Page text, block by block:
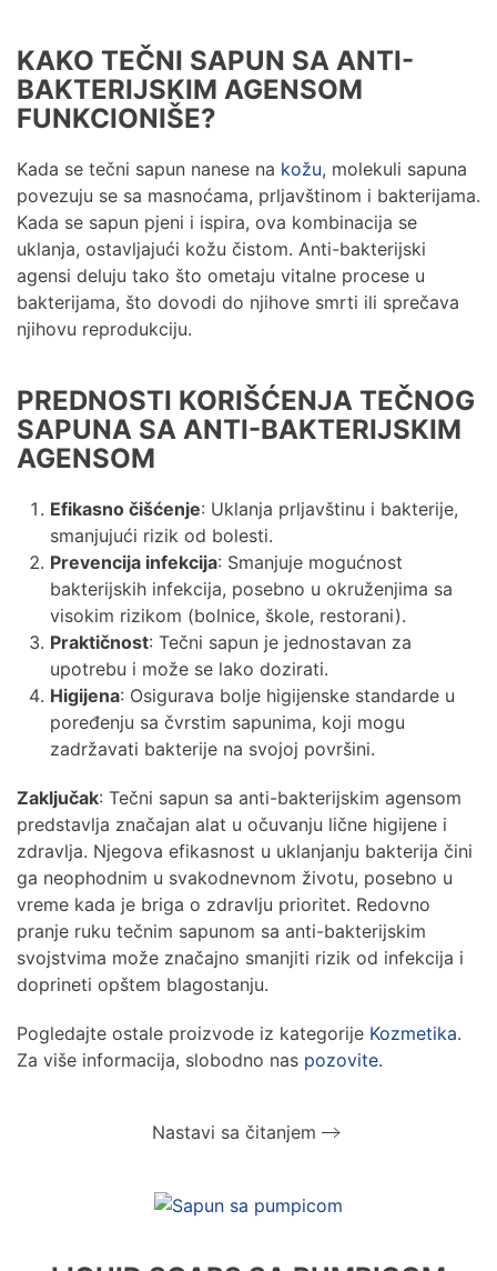
KAKO TEČNI SAPUN SA ANTI-
BAKTERIJSKIM AGENSOM
FUNKCIONIŠE?
Kada se tečni sapun nanese na kožu, molekuli sapuna
povezuju se sa masnoćama, prljavštinom i bakterijama.
Kada se sapun pjeni i ispira, ova kombinacija se
uklanja, ostavljajući kožu čistom. Anti-bakterijski
agensi deluju tako što ometaju vitalne procese u
bakterijama, što dovodi do njihove smrti ili sprečava
njihovu reprodukciju.
PREDNOSTI KORIŠĆENJA TEČNOG
SAPUNA SA ANTI-BAKTERIJSKIM
AGENSOM
Efikasno čišćenje: Uklanja prljavštinu i bakterije,
smanjujući rizik od bolesti.
Prevencija infekcija: Smanjuje mogućnost
bakterijskih infekcija, posebno u okruženjima sa
visokim rizikom (bolnice, škole, restorani).
Praktičnost: Tečni sapun je jednostavan za
upotrebu i može se lako dozirati.
Higijena: Osigurava bolje higijenske standarde u
poređenju sa čvrstim sapunima, koji mogu
zadržavati bakterije na svojoj površini.
Zaključak: Tečni sapun sa anti-bakterijskim agensom
predstavlja značajan alat u očuvanju lične higijene i
zdravlja. Njegova efikasnost u uklanjanju bakterija čini
ga neophodnim u svakodnevnom životu, posebno u
vreme kada je briga o zdravlju prioritet. Redovno
pranje ruku tečnim sapunom sa anti-bakterijskim
svojstvima može značajno smanjiti rizik od infekcija i
doprineti opštem blagostanju.
Pogledajte ostale proizvode iz kategorije Kozmetika.
Za više informacija, slobodno nas pozovite.
Nastavi sa čitanjem